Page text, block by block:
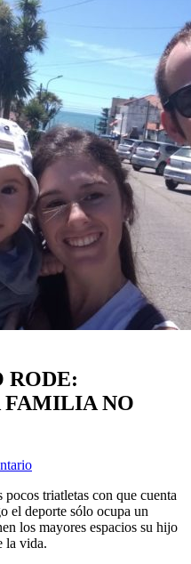
RODE:
FAMILIA NO
triatletas con que cuenta
el deporte sólo ocupa un
los mayores espacios su hijo
la vida.